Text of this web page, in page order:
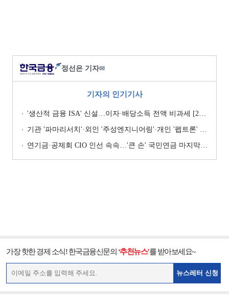
정선은 기자✉
기자의 인기기사
'생산적 금융 ISA' 신설…이자·배당소득 전액 비과세 [2026 세제개편안]
기관 '파마리서치'·외인 '주성엔지니어링'·개인 '펩트론' 1위 [주간 코스닥 순매수- 2026년 7월27일~7월31일]
연기금·공제회 CIO 인선 속속…'큰 손' 국민연금 마지막 타자
가장 핫한 경제 소식! 한국금융신문의 ‘추천뉴스’를 받아보세요~
뉴스레터 신청